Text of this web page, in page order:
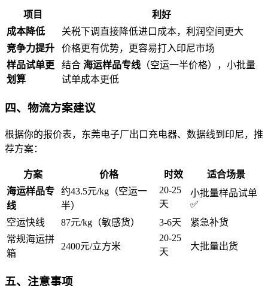
项目
利好
成本降低
关税下调直接降低进口成本，利润空间更大
竞争力提升
价格更有优势，更容易打入印尼市场
样品试单更
划算
结合 海运样品专线 （空运一半价格），小批量
试单成本更低
四、物流方案建议
根据你的报价表，东莞电子厂出口充电器、数据线到印尼，推
荐方案：
方案 价格 时效
适合场景
海运样品专
线
约43.5元/kg（空运一
半）
20-25
天
小批量样品试单
✅
空运快线
87元/kg（敏感货） 3-6天
紧急补货
常规海运拼
箱
2400元/立方米
20-25
天
大批量出货
五、注意事项